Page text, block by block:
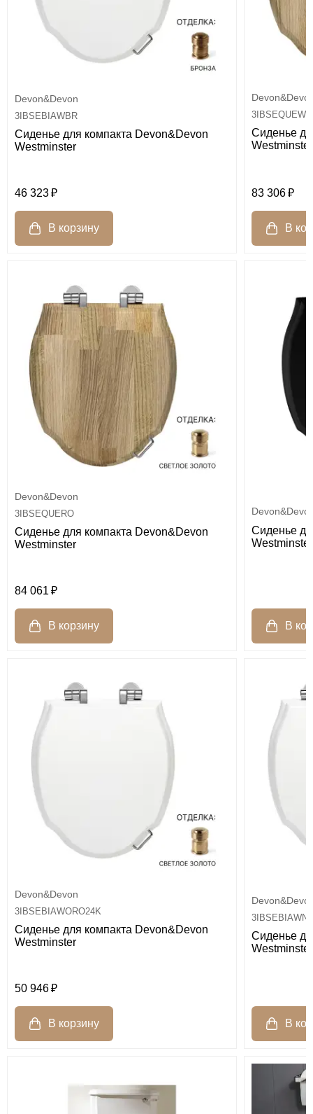
Devon&Devon
3IBSEBIAWBR
Сиденье для компакта Devon&Devon
Westminster
46 323
Сиденье
Westminster
83 306
Devon&Devon
3IBSEQUERO
Сиденье для компакта Devon&Devon
Westminster
84 061
Сиденье
Westminster
Devon&Devon
3IBSEBIAWORO24K
Сиденье для компакта Devon&Devon
Westminster
50 946
Сиденье
Westminster